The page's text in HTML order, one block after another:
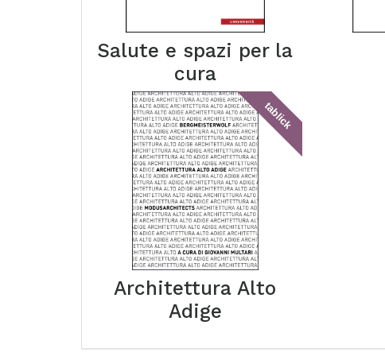
Salute e spazi per la
cura
tablick
Architettura Alto
Adige